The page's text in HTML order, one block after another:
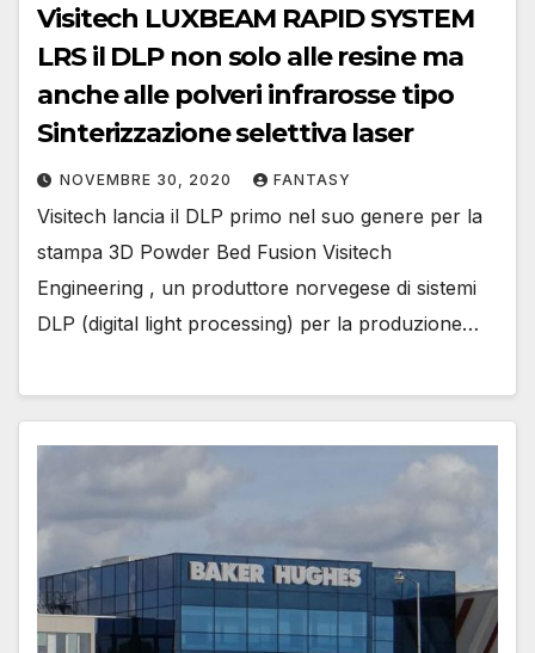
Visitech LUXBEAM RAPID SYSTEM
LRS il DLP non solo alle resine ma
anche alle polveri infrarosse tipo
Sinterizzazione selettiva laser
NOVEMBRE 30, 2020 FANTASY
Visitech lancia il DLP primo nel suo genere per la
stampa 3D Powder Bed Fusion Visitech
Engineering , un produttore norvegese di sistemi
DLP (digital light processing) per la produzione…